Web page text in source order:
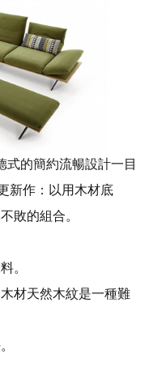
的簡約流暢設計一目
新作：以用木材底
敗的組合。
。
材天然木紋是一種難